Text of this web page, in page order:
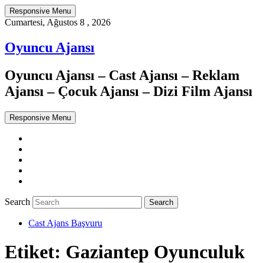
Responsive Menu
Cumartesi, Ağustos 8 , 2026
Oyuncu Ajansı
Oyuncu Ajansı – Cast Ajansı – Reklam
Ajansı – Çocuk Ajansı – Dizi Film Ajansı
Responsive Menu
Search
Cast Ajans Başvuru
Etiket: Gaziantep Oyunculuk